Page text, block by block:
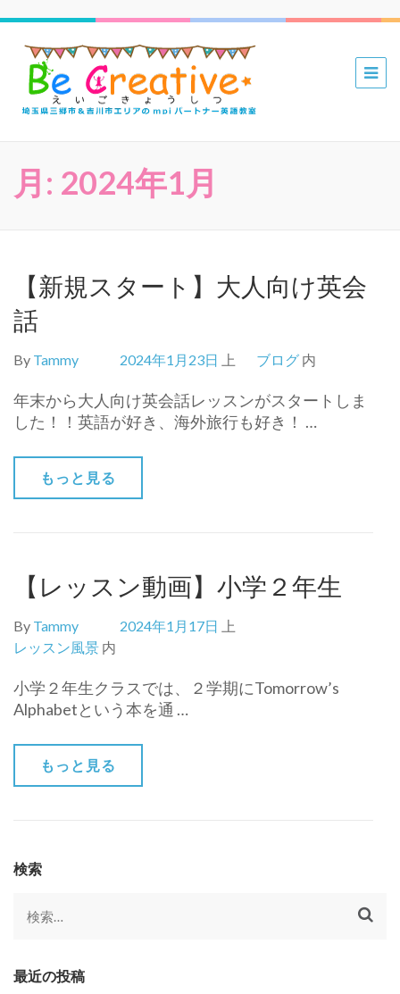
三郷 吉川
mpiパー
月: 2024年1月
【新規スタート】大人向け英会
話
By Tammy 2024年1月23日 上 ブログ 内
年末から大人向け英会話レッスンがスタートしま
した！！英語が好き、海外旅行も好き！ …
もっと見る
【レッスン動画】小学２年生
By Tammy 2024年1月17日
上
レッスン風景 内
小学２年生クラスでは、２学期にTomorrow’s
Alphabetという本を通 …
もっと見る
検索
検
最近の投稿